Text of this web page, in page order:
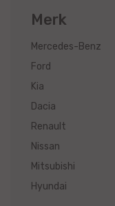
Merk
Mercedes-Benz
Ford
Kia
Dacia
Renault
Nissan
Mitsubishi
Hyundai